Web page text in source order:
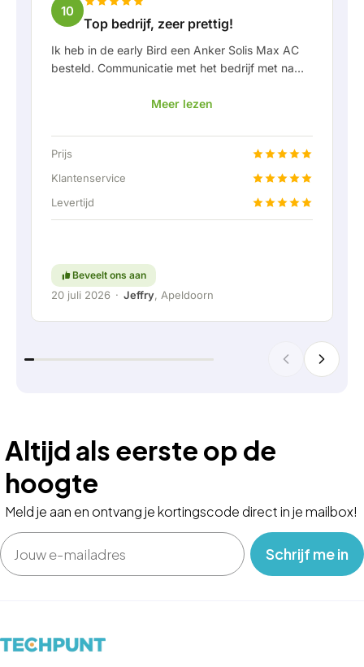
10
Top bedrijf, zeer prettig!
Ik heb in de early Bird een Anker Solis Max AC
besteld. Communicatie met het bedrijf met name
werd ik goed op de hoogte gehouden van
afspraak van levering werd er zelfs een gratis
een vaste aansluiting aangeboden om de thuis
accu doormiddel van een vaste verbinding aan
Kortom; een erg fijn bedrijf waar service en
Meer lezen
Prijs
Klantenservice
Levertijd
Beveelt ons aan
20 juli 2026 · Jeffry, Apeldoorn
Altijd als eerste op de
hoogte
Meld je aan en ontvang je kortingscode direct in je mailbox!
Email
‎ ‎ ‎ Schrijf me in‎ ‎ ‎ ‎